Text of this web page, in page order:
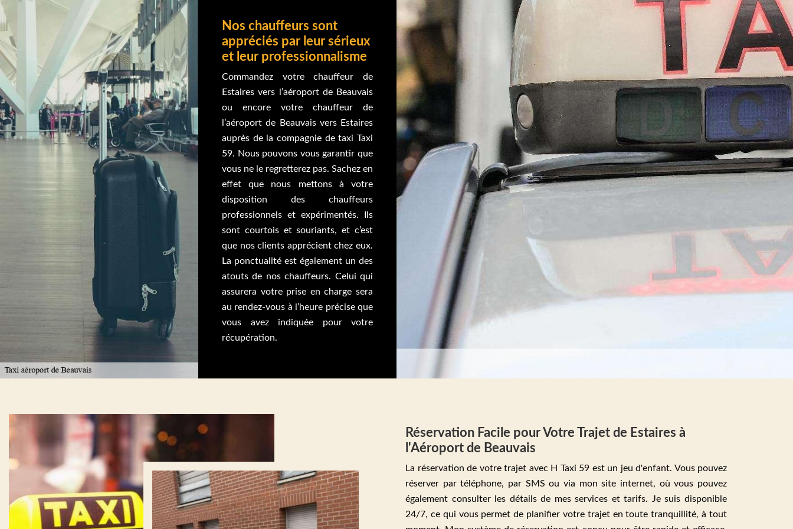
Nos chauffeurs sont
appréciés par leur sérieux
et leur professionnalisme
Commandez votre chauffeur de
Estaires vers l’aéroport de Beauvais
ou encore votre chauffeur de
l’aéroport de Beauvais vers Estaires
auprès de la compagnie de taxi Taxi
59. Nous pouvons vous garantir que
vous ne le regretterez pas. Sachez en
effet que nous mettons à votre
disposition des chauffeurs
professionnels et expérimentés. Ils
sont courtois et souriants, et c’est
que nos clients apprécient chez eux.
La ponctualité est également un des
atouts de nos chauffeurs. Celui qui
assurera votre prise en charge sera
au rendez-vous à l’heure précise que
vous avez indiquée pour votre
récupération.
Réservation Facile pour Votre Trajet de Estaires à
l'Aéroport de Beauvais
La réservation de votre trajet avec H Taxi 59 est un jeu d'enfant. Vous pouvez
réserver par téléphone, par SMS ou via mon site internet, où vous pouvez
également consulter les détails de mes services et tarifs. Je suis disponible
24/7, ce qui vous permet de planifier votre trajet en toute tranquillité, à tout